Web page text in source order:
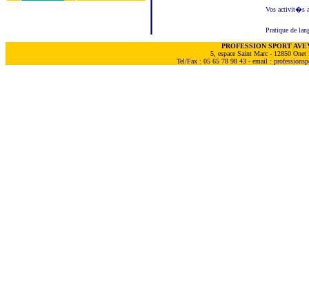
Vos activit�s
Pratique de
PROFESSION SPORT
5, espace Saint Marc - 12850 Onet
Tel/Fax : 05 65 78 98 43 - email :